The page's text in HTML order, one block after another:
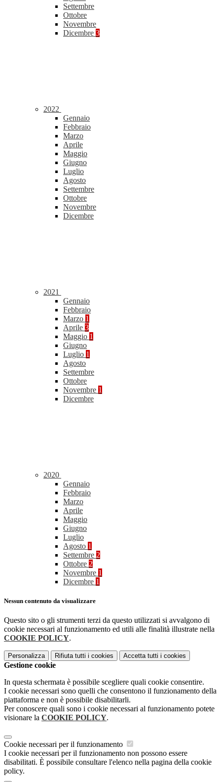
Settembre
Ottobre
Novembre
Dicembre 3
2022
Gennaio
Febbraio
Marzo
Aprile
Maggio
Giugno
Luglio
Agosto
Settembre
Ottobre
Novembre
Dicembre
2021
Gennaio
Febbraio
Marzo 1
Aprile 3
Maggio 1
Giugno
Luglio 1
Agosto
Settembre
Ottobre
Novembre 1
Dicembre
2020
Gennaio
Febbraio
Marzo
Aprile
Maggio
Giugno
Luglio
Agosto 1
Settembre 2
Ottobre 2
Novembre 1
Dicembre 1
Nessun contenuto da visualizzare
Questo sito o gli strumenti terzi da questo utilizzati si avvalgono di
cookie necessari al funzionamento ed utili alle finalità illustrate nella
COOKIE POLICY.
Personalizza Rifiuta tutti i cookies Accetta tutti i cookies
Gestione cookie
In questa schermata è possibile scegliere quali cookie consentire.
I cookie necessari sono quelli che consentono il funzionamento della
piattaforma e non è possibile disabilitarli.
Per conoscere quali sono i cookie necessari al funzionamento potete
visionare la COOKIE POLICY.
Cookie necessari per il funzionamento
I cookie necessari per il funzionamento non possono essere
disabilitati. È possibile consultare l'elenco nella pagina della cookie
policy.